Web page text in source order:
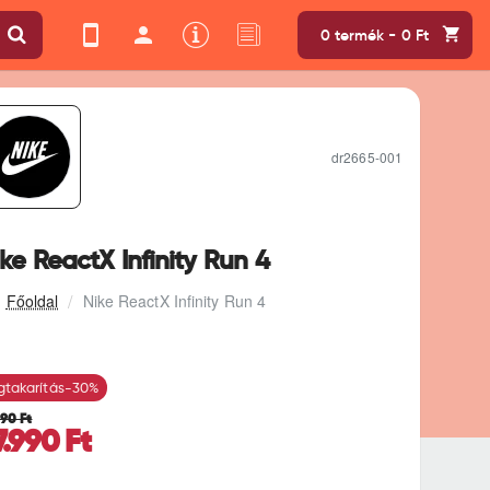
0 termék - 0 Ft
Nike ReactX Infinity Run 4
ReactX Infinity Run 4
dr2665-001
-30%
Ft
Ft